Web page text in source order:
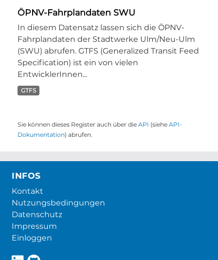
ÖPNV-Fahrplandaten SWU
In diesem Datensatz lassen sich die ÖPNV-
Fahrplandaten der Stadtwerke Ulm/Neu-Ulm
(SWU) abrufen. GTFS (Generalized Transit Feed
Specification) ist ein von vielen
EntwicklerInnen...
GTFS
Sie können dieses Register auch über die API (siehe API-
Dokumentation) abrufen.
INFOS
Kontakt
Nutzungsbedingungen
Datenschutz
Impressum
Einloggen